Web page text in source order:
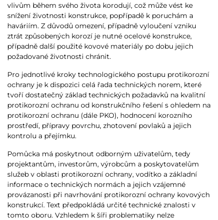
vlivům během svého života korodují, což může vést ke
snížení životnosti konstrukce, popřípadě k poruchám a
haváriím. Z důvodů omezení, případně vyloučení vzniku
ztrát způsobených korozí je nutné ocelové konstrukce,
případně další použité kovové materiály po dobu jejich
požadované životnosti chránit.
Pro jednotlivé kroky technologického postupu protikorozní
ochrany je k dispozici celá řada technických norem, které
tvoří dostatečný základ technických požadavků na kvalitní
protikorozní ochranu od konstrukčního řešení s ohledem na
protikorozní ochranu (dále PKO), hodnocení korozního
prostředí, přípravy povrchu, zhotovení povlaků a jejich
kontrolu a přejímku.
Pomůcka má poskytnout odborným uživatelům, tedy
projektantům, investorům, výrobcům a poskytovatelům
služeb v oblasti protikorozní ochrany, vodítko a základní
informace o technických normách a jejich vzájemné
provázanosti při navrhování protikorozní ochrany kovových
konstrukcí. Text předpokládá určité technické znalosti v
tomto oboru. Vzhledem k šíři problematiky nelze